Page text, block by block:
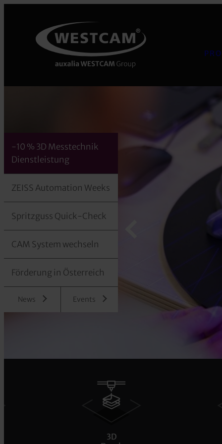
-10 % 3D Messtechnik
Dienstleistung
ZEISS Automation Weeks
Spritzguss Quick-Check
CAM System wechseln
Förderung in Österreich
News Events